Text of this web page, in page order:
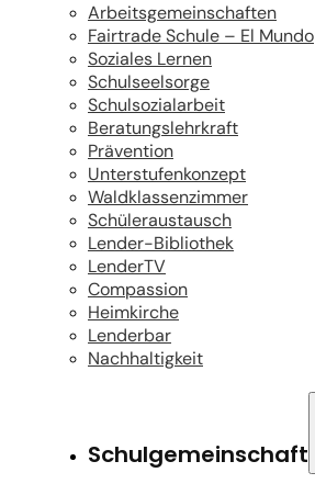
Arbeitsgemeinschaften
Fairtrade Schule – El Mundo
Soziales Lernen
Schulseelsorge
Schulsozialarbeit
Beratungslehrkraft
Prävention
Unterstufenkonzept
Waldklassenzimmer
Schüleraustausch
Lender-Bibliothek
LenderTV
Compassion
Heimkirche
Lenderbar
Nachhaltigkeit
Schulgemeinschaft